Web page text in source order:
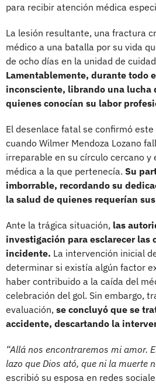
para recibir atención médica
La lesión resultante, una fractura
médico a una batalla por su vida
de ocho días en la unidad de
Lamentablemente, durante todo
inconsciente, librando una lucha
quienes conocían su labor
El desenlace fatal se confirmó
cuando Wilmer Mendoza Lozano
irreparable en su círculo cercano y
médica a la que pertenecía. Su
imborrable, recordando su
la salud de quienes requerían
Ante la trágica situación, las
investigación para esclarecer las
incidente. La intervención inicial
determinar si existía algún factor
haber contribuido a la caída del
celebración del gol. Sin embargo,
evaluación, se concluyó que se
accidente, descartando la
“Allá nos encontraremos mi amor.
lazo que Dios ató, que ni la muerte
escribió su esposa en redes